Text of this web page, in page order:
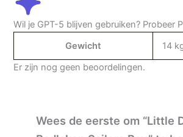
Wil je GPT-5 blijven gebruiken? Probeer
Gewicht
14
Er zijn nog geen beoordelingen.
Wees de eerste om “Little